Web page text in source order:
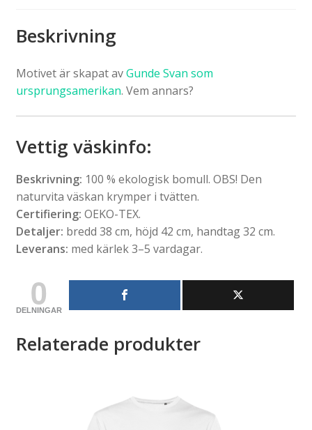
Beskrivning
Motivet är skapat avGunde Svan som
ursprungsamerikan. Vem annars?
Vettig väskinfo:
Beskrivning: 100 % ekologisk bomull. OBS! Den
naturvita väskan krymper i tvätten.
Certifiering: OEKO-TEX.
Detaljer: bredd 38 cm, höjd 42 cm, handtag 32 cm.
Leverans: med kärlek 3–5 vardagar.
0
DELNINGAR
Relaterade produkter